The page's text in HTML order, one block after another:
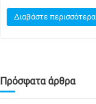
Διαβάστε περισσότερα
Πρόσφατα άρθρα